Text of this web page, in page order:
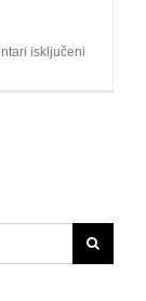
isključeni
ovom
mandatu